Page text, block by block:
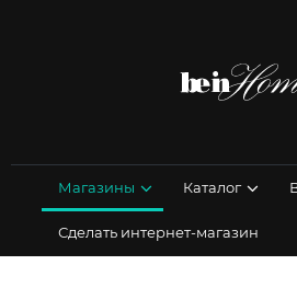
Магазины Каталог
Сделать интернет-магазин